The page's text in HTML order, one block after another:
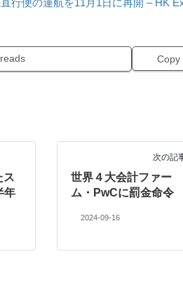
Copy
ス
年
次の記
世界４大会計ファー
ム・PwCに罰金命令
2024-09-16